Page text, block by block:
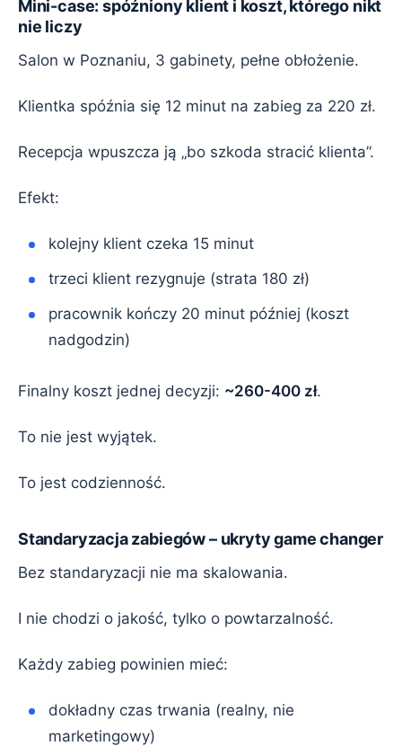
Mini-case: spóźniony klient i koszt, którego nikt
nie liczy
Salon w Poznaniu, 3 gabinety, pełne obłożenie.
Klientka spóźnia się 12 minut na zabieg za 220 zł.
Recepcja wpuszcza ją „bo szkoda stracić klienta”.
Efekt:
kolejny klient czeka 15 minut
trzeci klient rezygnuje (strata 180 zł)
pracownik kończy 20 minut później (koszt
nadgodzin)
Finalny koszt jednej decyzji: ~260-400 zł.
To nie jest wyjątek.
To jest codzienność.
Standaryzacja zabiegów – ukryty game changer
Bez standaryzacji nie ma skalowania.
I nie chodzi o jakość, tylko o powtarzalność.
Każdy zabieg powinien mieć:
dokładny czas trwania (realny, nie
marketingowy)